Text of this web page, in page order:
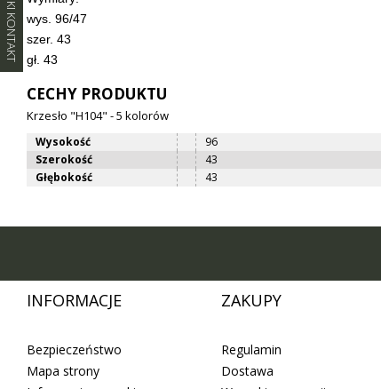
SZYBKI KONTAKT
wys. 96/47
szer. 43
gł. 43
CECHY PRODUKTU
Krzesło "H104" - 5 kolorów
Wysokość
96
Szerokość
43
Głębokość
43
INFORMACJE
Bezpieczeństwo
Mapa strony
ZAKUPY
Regulamin
Dostawa